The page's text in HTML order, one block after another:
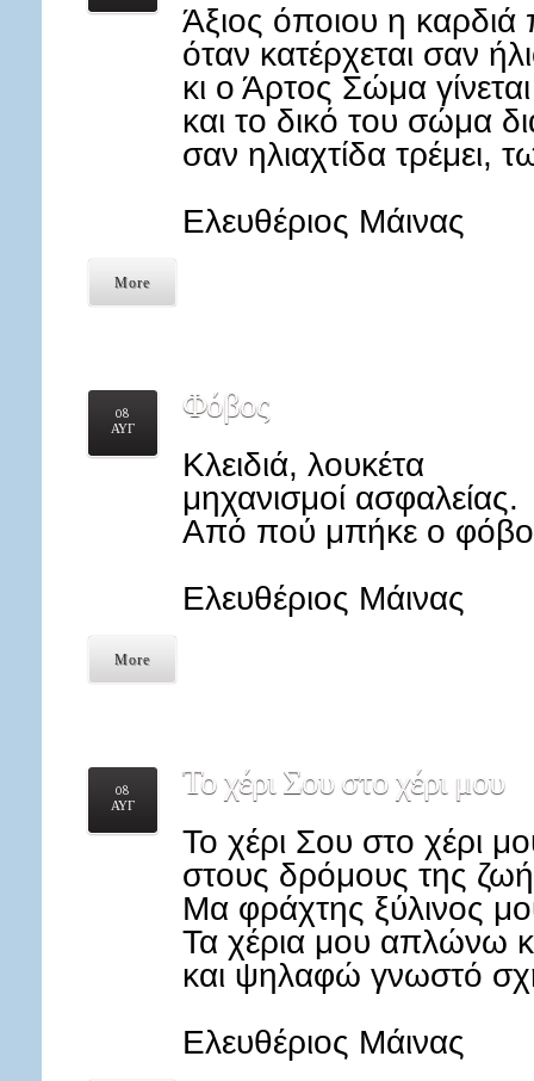
Άξιος όποιου η
όταν κατέρχεται σαν
κι ο Άρτος Σώμα
και το δικό του σώμα
σαν ηλιαχτίδα τρέμει,
Ελευθέριος Μάινας
More
08
ΑΥΓ
Φόβος
Κλειδιά, λουκέτα
μηχανισμοί ασφαλείας.
Από πού μπήκε ο
Ελευθέριος Μάινας
More
08
ΑΥΓ
Τοχέρι Σου στο χέρι μου
Το χέρι Σου στο χέρι
στους δρόμους της
Μα φράχτης ξύλινος
Τα χέρια μου απλώνω
και ψηλαφώ γνωστό
Ελευθέριος Μάινας